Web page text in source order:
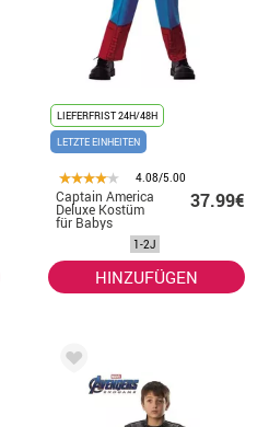
LIEFERFRIST 24H/48H
LETZTE EINHEITEN
4.08/5.00
Captain America
Deluxe Kostüm
für Babys
37.99€
1-2J
HINZUFÜGEN